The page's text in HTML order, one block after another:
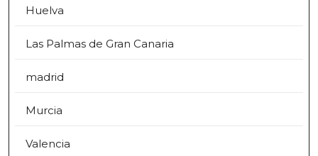
Huelva
Las Palmas de Gran Canaria
madrid
Murcia
Valencia